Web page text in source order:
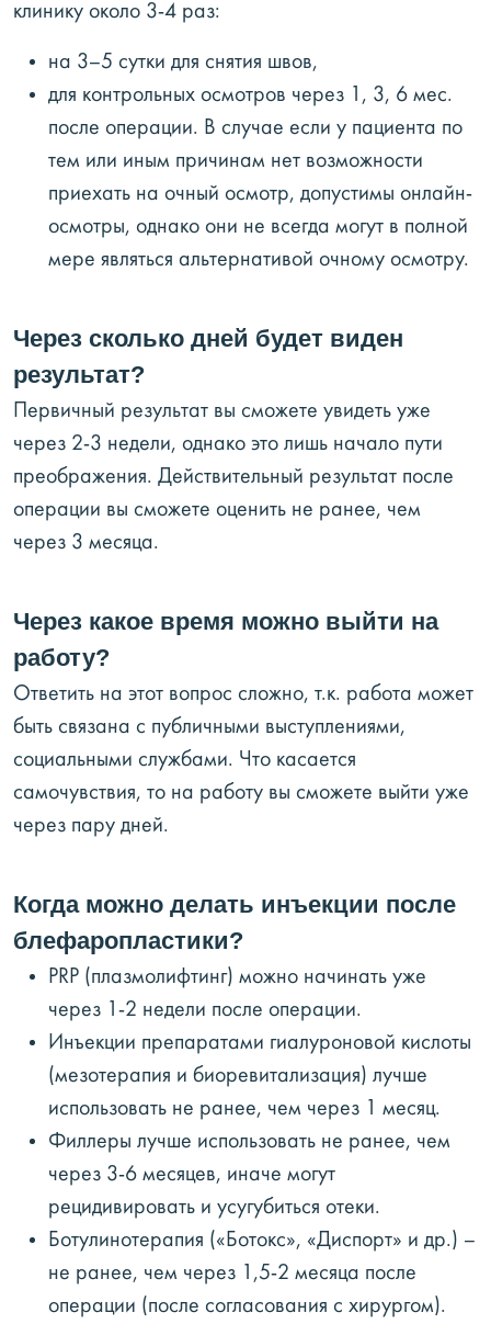
клинику около 3-4 раз:
на 3–5 сутки для снятия швов,
для контрольных осмотров через 1, 3, 6 мес.
после операции. В случае если у пациента по
тем или иным причинам нет возможности
приехать на очный осмотр, допустимы онлайн-
осмотры, однако они не всегда могут в полной
мере являться альтернативой очному осмотру.
Через сколько дней будет виден
результат?
Первичный результат вы сможете увидеть уже
через 2-3 недели, однако это лишь начало пути
преображения. Действительный результат после
операции вы сможете оценить не ранее, чем
через 3 месяца.
Через какое время можно выйти на
работу?
Ответить на этот вопрос сложно, т.к. работа может
быть связана с публичными выступлениями,
социальными службами. Что касается
самочувствия, то на работу вы сможете выйти уже
через пару дней.
Когда можно делать инъекции после
блефаропластики?
PRP (плазмолифтинг) можно начинать уже
через 1-2 недели после операции.
Инъекции препаратами гиалуроновой кислоты
(мезотерапия и биоревитализация) лучше
использовать не ранее, чем через 1 месяц.
Филлеры лучше использовать не ранее, чем
через 3-6 месяцев, иначе могут
рецидивировать и усугубиться отеки.
Ботулинотерапия («Ботокс», «Диспорт» и др.) –
не ранее, чем через 1,5-2 месяца после
операции (после согласования с хирургом).